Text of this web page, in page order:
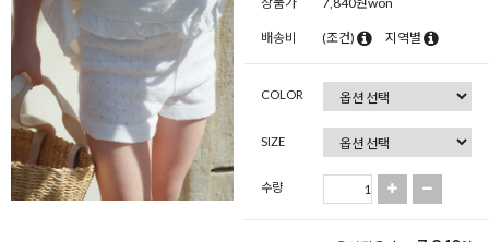
배송비 (조건) 지역별
COLOR
SIZE
수량